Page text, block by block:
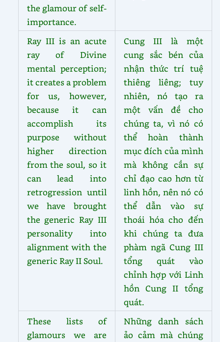
the glamour of self-
importance.
Ray III is an acute
ray of Divine
mental perception;
it creates a problem
for us, however,
because it can
accomplish its
purpose without
higher direction
from the soul, so it
can lead into
retrogression until
we have brought
the generic Ray III
personality into
alignment with the
generic Ray II Soul.
Cung III là một
cung sắc bén của
nhận thức trí tuệ
thiêng liêng; tuy
nhiên, nó tạo ra
một vấn đề cho
chúng ta, vì nó có
thể hoàn thành
mục đích của mình
mà không cần sự
chỉ đạo cao hơn từ
linh hồn, nên nó có
thể dẫn vào sự
thoái hóa cho đến
khi chúng ta đưa
phàm ngã Cung III
tổng quát vào
chỉnh hợp với Linh
hồn Cung II tổng
quát.
These lists of
glamours we are
Những danh sách
ảo cảm mà chúng